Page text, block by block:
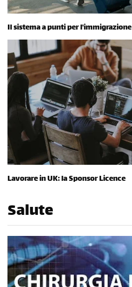
Il sistema a punti per l'immigrazione
Lavorare in UK: la Sponsor Licence
Salute